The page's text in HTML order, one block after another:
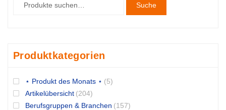
Suche
Produktkategorien
⋆ Produkt des Monats ⋆ (5)
Artikelübersicht (204)
Berufsgruppen & Branchen (157)